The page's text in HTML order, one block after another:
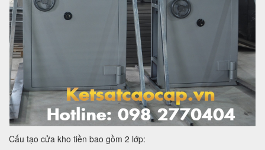
Cấu tạo cửa kho tiền bao gồm 2 lớp: